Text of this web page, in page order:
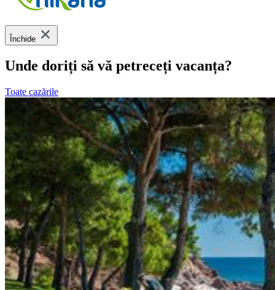
Închide
Unde doriți să vă petreceți vacanța?
Toate cazările